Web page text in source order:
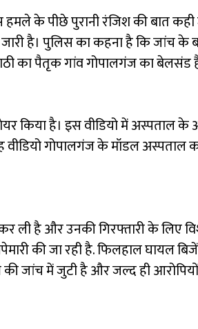
के पीछे पुरानी रंजिश की बात
है। पुलिस का कहना है कि जांच
का पैतृक गांव गोपालगंज का बेलसंड
किया है। इस वीडियो में अस्पताल के
गोपालगंज के मॉडल अस्पताल
ली है और उनकी गिरफ्तारी के लिए
की जा रही है. फिलहाल घायल
जांच में जुटी है और जल्द ही आरोपियों